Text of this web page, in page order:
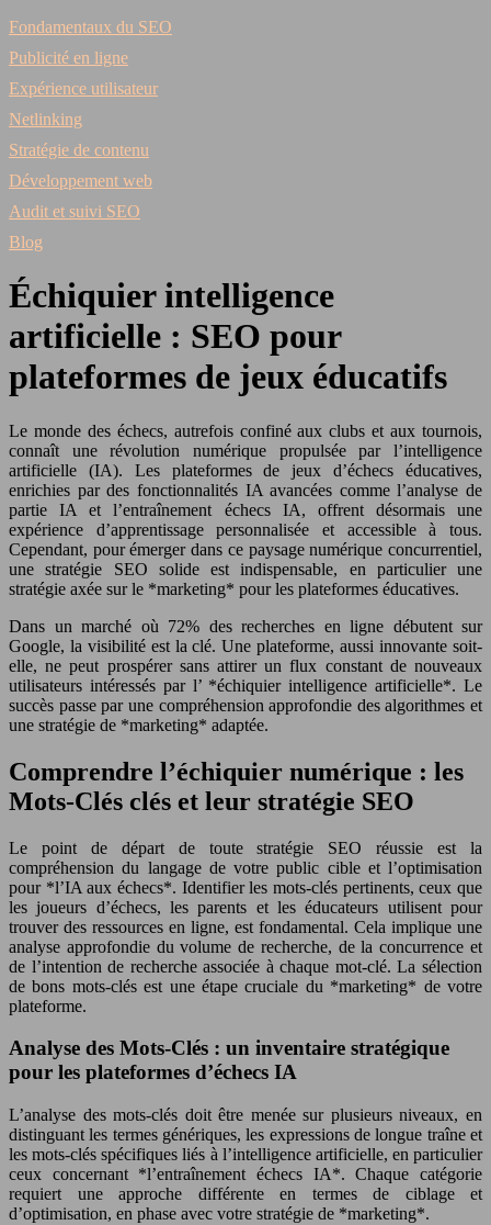
Fondamentaux du SEO
Publicité en ligne
Expérience utilisateur
Netlinking
Stratégie de contenu
Développement web
Audit et suivi SEO
Blog
Échiquier intelligence
artificielle : SEO pour
plateformes de jeux éducatifs
Le monde des échecs, autrefois confiné aux clubs et aux tournois,
connaît une révolution numérique propulsée par l’intelligence
artificielle (IA). Les plateformes de jeux d’échecs éducatives,
enrichies par des fonctionnalités IA avancées comme l’analyse de
partie IA et l’entraînement échecs IA, offrent désormais une
expérience d’apprentissage personnalisée et accessible à tous.
Cependant, pour émerger dans ce paysage numérique concurrentiel,
une stratégie SEO solide est indispensable, en particulier une
stratégie axée sur le *marketing* pour les plateformes éducatives.
Dans un marché où 72% des recherches en ligne débutent sur
Google, la visibilité est la clé. Une plateforme, aussi innovante soit-
elle, ne peut prospérer sans attirer un flux constant de nouveaux
utilisateurs intéressés par l’ *échiquier intelligence artificielle*. Le
succès passe par une compréhension approfondie des algorithmes et
une stratégie de *marketing* adaptée.
Comprendre l’échiquier numérique : les
Mots-Clés clés et leur stratégie SEO
Le point de départ de toute stratégie SEO réussie est la
compréhension du langage de votre public cible et l’optimisation
pour *l’IA aux échecs*. Identifier les mots-clés pertinents, ceux que
les joueurs d’échecs, les parents et les éducateurs utilisent pour
trouver des ressources en ligne, est fondamental. Cela implique une
analyse approfondie du volume de recherche, de la concurrence et
de l’intention de recherche associée à chaque mot-clé. La sélection
de bons mots-clés est une étape cruciale du *marketing* de votre
plateforme.
Analyse des Mots-Clés : un inventaire stratégique
pour les plateformes d’échecs IA
L’analyse des mots-clés doit être menée sur plusieurs niveaux, en
distinguant les termes génériques, les expressions de longue traîne et
les mots-clés spécifiques liés à l’intelligence artificielle, en particulier
ceux concernant *l’entraînement échecs IA*. Chaque catégorie
requiert une approche différente en termes de ciblage et
d’optimisation, en phase avec votre stratégie de *marketing*.